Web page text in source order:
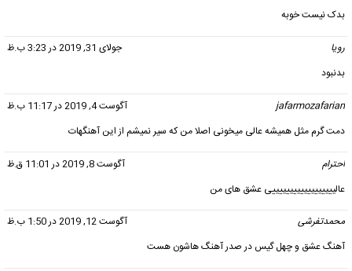
بدک نیست خوبه
رویا
جولای 31, 2019 در 3:23 ب.ظ
بدنبود
jafarmozafarian
آگوست 4, 2019 در 11:17 ب.ظ
دمت گرم مثل همیشه عالی میخونی اصلا من که سیر نمیشم از این آهنگهات
احترام
آگوست 8, 2019 در 11:01 ق.ظ
عالییییییییییییییییییی عشق های من
محمدتفرشی
آگوست 12, 2019 در 1:50 ب.ظ
آهنگ عشق و چهل گیس در صدر آهنگ هاشون هست